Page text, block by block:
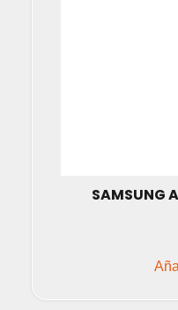
SAMSUNG